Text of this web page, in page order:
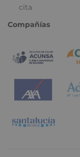
cita
Compañías